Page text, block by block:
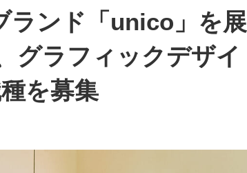
ランド「unico」を展
グラフィックデザイ
を募集